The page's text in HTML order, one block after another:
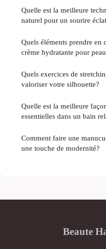
Quelle est la meilleure
naturel pour un sourire
Quels éléments prendre en
crème hydratante pour
Quels exercices de
valoriser votre silhouette?
Quelle est la meilleure
essentielles dans un bain
Comment faire une
une touche de modernité?
Beaute